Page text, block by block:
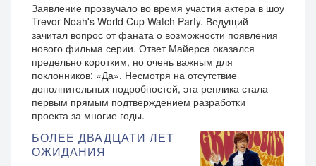
Заявление прозвучало во время участия актера в шоу
Trevor Noah's World Cup Watch Party. Ведущий
зачитал вопрос от фаната о возможности появления
нового фильма серии. Ответ Майерса оказался
предельно коротким, но очень важным для
поклонников: «Да». Несмотря на отсутствие
дополнительных подробностей, эта реплика стала
первым прямым подтверждением разработки
проекта за многие годы.
БОЛЕЕ ДВАДЦАТИ ЛЕТ
ОЖИДАНИЯ